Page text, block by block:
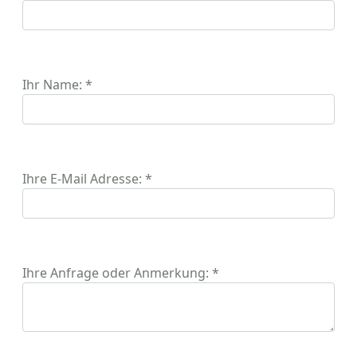
Ihr Name: *
Ihre E-Mail Adresse: *
Ihre Anfrage oder Anmerkung: *